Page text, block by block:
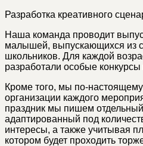
Разработка креативного
Наша команда проводит
малышей, выпускающихся из
школьников. Для каждой
разработали особые конкурсы
Кроме того, мы по-
организации каждого
праздник мы пишем
адаптированный под
интересы, а также учитывая
котором будет проходить